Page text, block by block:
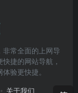
非常全面的上网导
捷的网站导航，
验更快捷。
关于我们